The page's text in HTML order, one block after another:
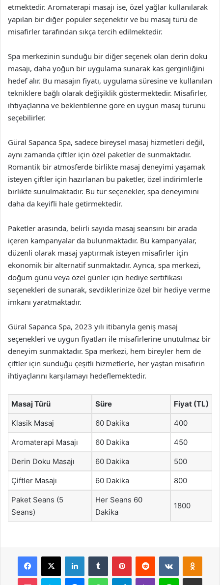
etmektedir. Aromaterapi masajı ise, özel yağlar kullanılarak
yapılan bir diğer popüler seçenektir ve bu masaj türü de
misafirler tarafından sıkça tercih edilmektedir.
Spa merkezinin sunduğu bir diğer seçenek olan derin doku
masajı, daha yoğun bir uygulama sunarak kas gerginliğini
hedef alır. Bu masajın fiyatı, uygulama süresine ve kullanılan
tekniklere bağlı olarak değişiklik göstermektedir. Misafirler,
ihtiyaçlarına ve beklentilerine göre en uygun masaj türünü
seçebilirler.
Güral Sapanca Spa, sadece bireysel masaj hizmetleri değil,
aynı zamanda çiftler için özel paketler de sunmaktadır.
Romantik bir atmosferde birlikte masaj deneyimi yaşamak
isteyen çiftler için hazırlanan bu paketler, özel indirimlerle
birlikte sunulmaktadır. Bu tür seçenekler, spa deneyimini
daha da keyifli hale getirmektedir.
Paketler arasında, belirli sayıda masaj seansını bir arada
içeren kampanyalar da bulunmaktadır. Bu kampanyalar,
düzenli olarak masaj yaptırmak isteyen misafirler için
ekonomik bir alternatif sunmaktadır. Ayrıca, spa merkezi,
doğum günü veya özel günler için hediye sertifikası
seçenekleri de sunarak, sevdiklerinize özel bir hediye verme
imkanı yaratmaktadır.
Güral Sapanca Spa, 2023 yılı itibarıyla geniş masaj
seçenekleri ve uygun fiyatları ile misafirlerine unutulmaz bir
deneyim sunmaktadır. Spa merkezi, hem bireyler hem de
çiftler için sunduğu çeşitli hizmetlerle, her yaştan misafirin
ihtiyaçlarını karşılamayı hedeflemektedir.
Masaj Türü Süre Fiyat (TL)
Klasik Masaj 60 Dakika 400
Aromaterapi Masajı 60 Dakika 450
Derin Doku Masajı 60 Dakika 500
Çiftler Masajı 60 Dakika 800
Paket Seans (5
Seans)
Her Seans 60
Dakika
1800
Facebook
X LinkedInTumblr PinterestReddit VKontakte
Pocket Skype MessengerWhatsAppTelegramViber Line E-Posta ile